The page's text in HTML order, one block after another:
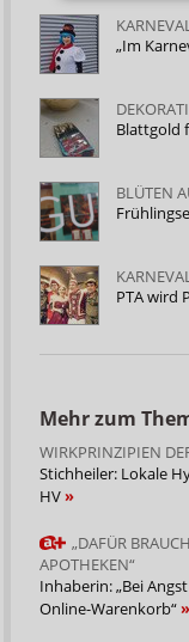
„Im
Blattgold
BLÜTEN
PTA wird
Mehr zum
WIRKPRINZIPIEN
Stichheiler: Lokale
HV
„DAFÜR
APOTHEKEN“
Inhaberin: „Bei
Online-Warenkorb“